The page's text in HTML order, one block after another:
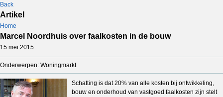
Back
Artikel
Home
Marcel Noordhuis over faalkosten in de bouw
15 mei 2015
Onderwerpen: Woningmarkt
Schatting is dat 20% van alle kosten bij ontwikkeling,
bouw en onderhoud van vastgoed faalkosten zijn stelt